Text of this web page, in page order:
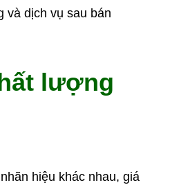
và dịch vụ sau bán
lượng
hiệu khác nhau, giá